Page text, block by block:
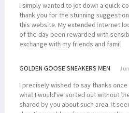
I simply wanted to jot down a quick
thank you for the stunning
this website. My extended internet
of the day been rewarded with
exchange with my friends and famil
GOLDEN GOOSE SNEAKERS MEN
I precisely wished to say thanks
what I would've sorted out without
shared by you about such area. It